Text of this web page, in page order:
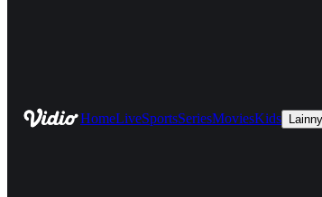
HomeLiveSportsSeriesMoviesKids